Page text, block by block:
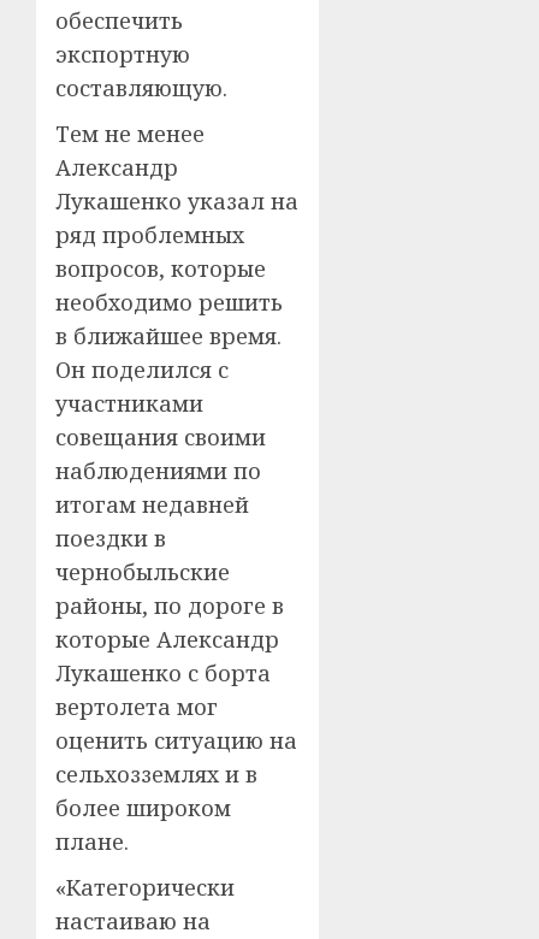
обеспечить
экспортную
составляющую.
Тем не менее
Александр
Лукашенко указал на
ряд проблемных
вопросов, которые
необходимо решить
в ближайшее время.
Он поделился с
участниками
совещания своими
наблюдениями по
итогам недавней
поездки в
чернобыльские
районы, по дороге в
которые Александр
Лукашенко с борта
вертолета мог
оценить ситуацию на
сельхозземлях и в
более широком
плане.
«Категорически
настаиваю на